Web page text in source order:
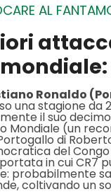
AL
Ronaldo
una stagione da
il suo
Mondiale (un
di
del
in cui CR7
probabilmente
coltivando un